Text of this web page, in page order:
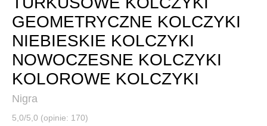
GEOMETRYCZNE KOLCZYKI
NIEBIESKIE KOLCZYKI
NOWOCZESNE KOLCZYKI
KOLOROWE KOLCZYKI
Nigra
5,0/5,0 (opinie: 170)